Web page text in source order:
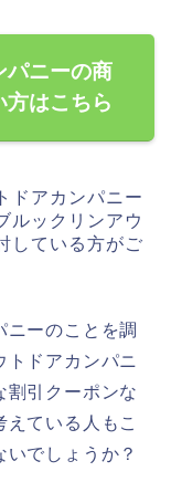
パニーの商
方はこちら
ドアカンパニー
ルックリンアウ
している方がご
ニーのことを調
トドアカンパニ
割引クーポンな
ている人もこ
でしょうか？